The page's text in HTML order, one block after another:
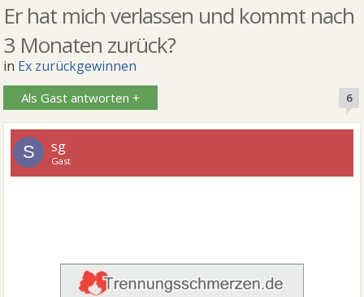
Er hat mich verlassen und kommt nach
3 Monaten zurück?
in Ex zurückgewinnen
Als Gast antworten + 6
S sg
Gast